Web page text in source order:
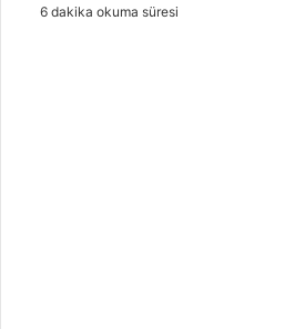
6 dakika okuma süresi